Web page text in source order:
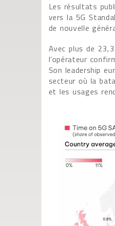
Les résultats
vers la 5G
de nouvelle
Avec plus de
l’opérateur
Son leadership
secteur où la
et les usages